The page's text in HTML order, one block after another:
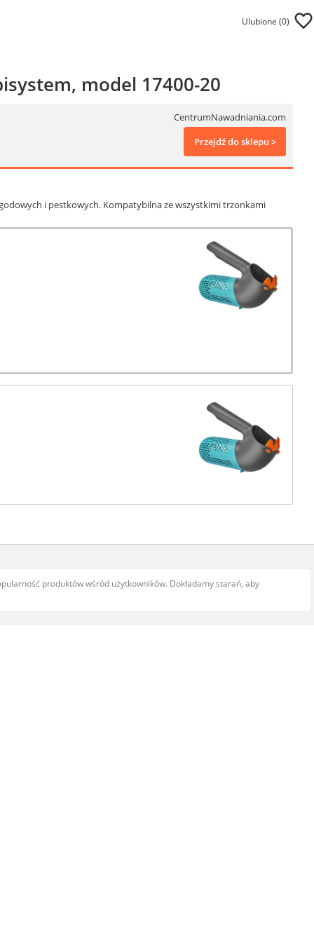
Ulubione (0)
model 17400-20
CentrumNawadniania.com
Przejdź do sklepu >
i pestkowych. Kompatybilna ze wszystkimi trzonkami
produktów wśród użytkowników. Dokładamy starań, aby